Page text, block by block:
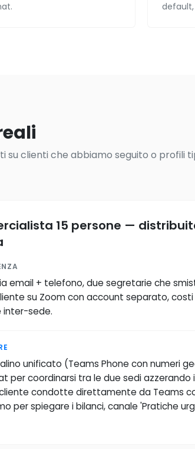
su clienti che abbiamo seguito o profili
15 persone —
email + telefono, due segretarie che
su Zoom con account separato,
inter-sede.
unificato (Teams Phone con numeri
per coordinarsi tra le due sedi azzerando
condotte direttamente da Teams
per spiegare i bilanci, canale 'Pratiche